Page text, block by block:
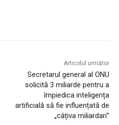
Articolul următor
Secretarul general al ONU
solicită 3 miliarde pentru a
împiedica inteligența
artificială să fie influențată de
„câțiva miliardari”